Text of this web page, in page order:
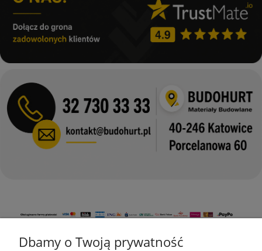
Dbamy o Twoją prywatność